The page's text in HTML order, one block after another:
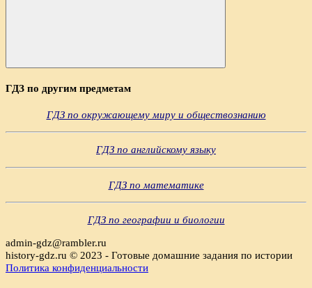
Поиск
ГДЗ по другим предметам
ГДЗ по окружающему миру и обществознанию
ГДЗ по английскому языку
ГДЗ по математике
ГДЗ по географии и биологии
admin-gdz@rambler.ru
history-gdz.ru © 2023 - Готовые домашние задания по истории
Политика конфиденциальности